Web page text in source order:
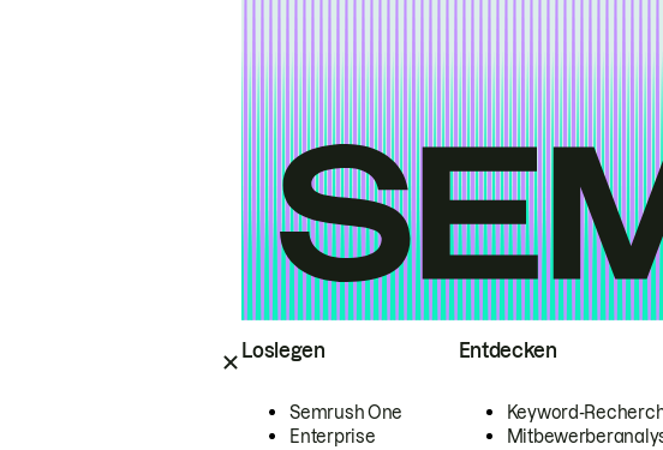
Loslegen
Semrush One
Enterprise
Entdecken
Keyword-